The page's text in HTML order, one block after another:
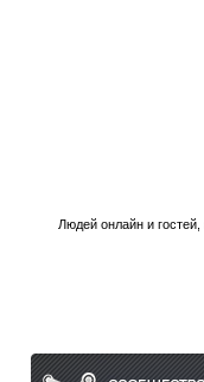
Людей онлайнигостей,